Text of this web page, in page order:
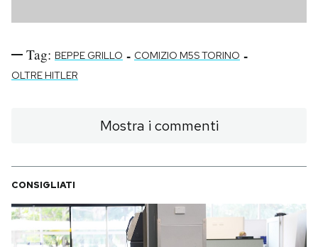
Tag: BEPPE GRILLO - COMIZIO M5S TORINO -
OLTRE HITLER
Mostra i commenti
CONSIGLIATI